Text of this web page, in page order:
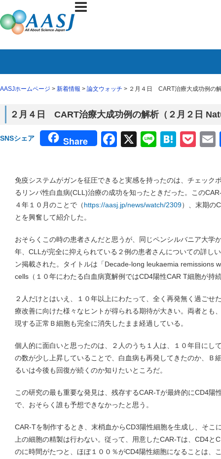
AASJホームページ > 新着情報 > 論文ウォッチ > ２月４日 CART治療大成功例の
２月４日 CART治療大成功例の解析（２月２日
SNSシェア Share Facebook
X Line
免疫システムがガンを征圧できると実感を持ったのは、チェック
るリンパ性白血病(CLL)治療の成功を知ったときだった。この
４年１０月のことで（https://aasj.jp/news/watch/2309）、末期の
とを興奮して紹介した。
おそらくこの時の患者さんだと思うが、同じペンシルバニア大学
年、CLLが完全に抑えられている２例の患者さんについての詳し
ン掲載された。タイトルは「Decade-long leukaemia remissions
cells（１０年にわたる白血病寛解例ではCD4陽性CAR T細胞が持
２人だけとはいえ、１０年以上にわたって、全く再発無く過ごせ
療改善に向けた様々なヒントが得られる期待が大きい。両者とも
現する正常Ｂ細胞も完全に消失したまま経過している。
個人的に面白いと思ったのは、２人のうち１人は、１０年目にし
の数が少し上昇していることで、白血病も再発してきたのか、Ｂ
るいは今後も回復が続くのか知りたいところだ。
この研究の最も重要な発見は、残存するCAR-Tが最終的にCD4陽
で、おそらく誰も予想できなかったと思う。
CAR-Tを制作するとき、末梢血からCD3陽性細胞を生成し、そこ
上の細胞の精製は行わない。従って、用意したCAR-Tは、CD4と
のに時間がたつと、ほぼ１００％がCD4陽性細胞になることは、